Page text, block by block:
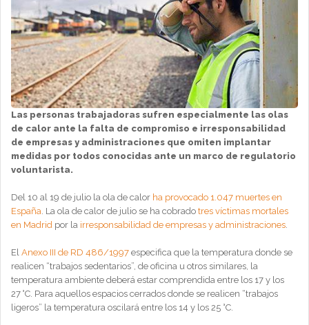
Las personas trabajadoras sufren especialmente las olas
de calor ante la falta de compromiso e irresponsabilidad
de empresas y administraciones que omiten implantar
medidas por todos conocidas ante un marco de regulatorio
voluntarista.
Del 10 al 19 de julio la ola de calor ha provocado 1.047 muertes en
España. La ola de calor de julio se ha cobrado tres víctimas mortales
en Madrid por la irresponsabilidad de empresas y administraciones.
El Anexo III de RD 486/1997 especifica que la temperatura donde se
realicen “trabajos sedentarios”, de oficina u otros similares, la
temperatura ambiente deberá estar comprendida entre los 17 y los
27 °C. Para aquellos espacios cerrados donde se realicen “trabajos
ligeros” la temperatura oscilará entre los 14 y los 25 °C.